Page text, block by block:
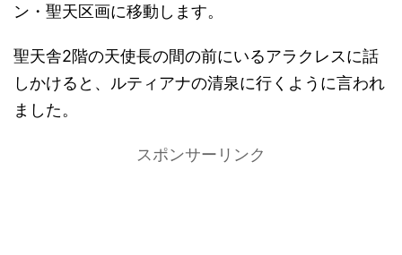
ン・聖天区画に移動します。
聖天舎2階の天使長の間の前にいるアラクレスに話
しかけると、ルティアナの清泉に行くように言われ
ました。
スポンサーリンク